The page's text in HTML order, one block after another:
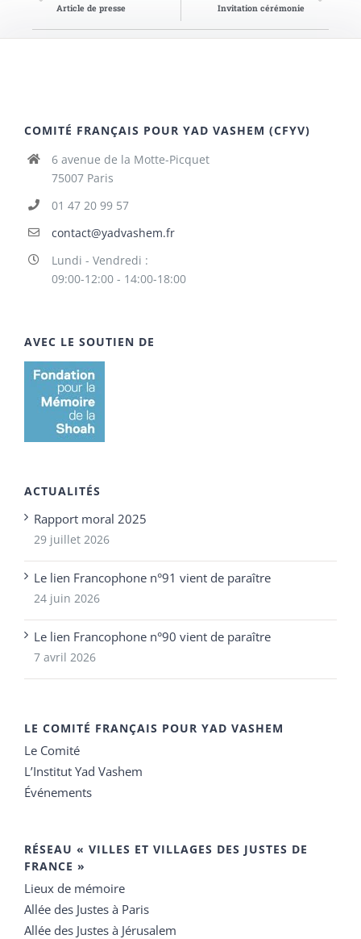
Article de presse Invitation cérémonie
COMITÉ FRANÇAIS POUR YAD VASHEM (CFYV)
6 avenue de la Motte-Picquet
75007 Paris
01 47 20 99 57
contact@yadvashem.fr
Lundi - Vendredi :
09:00-12:00 - 14:00-18:00
AVEC LE SOUTIEN DE
ACTUALITÉS
Rapport moral 2025
29 juillet 2026
Le lien Francophone n°91 vient de paraître
24 juin 2026
Le lien Francophone n°90 vient de paraître
7 avril 2026
LE COMITÉ FRANÇAIS POUR YAD VASHEM
Le Comité
L’Institut Yad Vashem
Événements
RÉSEAU « VILLES ET VILLAGES DES JUSTES DE
FRANCE »
Lieux de mémoire
Allée des Justes à Paris
Allée des Justes à Jérusalem